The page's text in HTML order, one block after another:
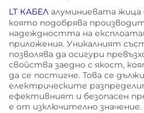
LT КАБЕЛ алуминиевата
която подобрява
надеждността на
приложения. Уникалният
позволява да осигури
свойства заедно с якост,
да се постигне. Това се
електрическите
ефективният и безопасен
е от изключително